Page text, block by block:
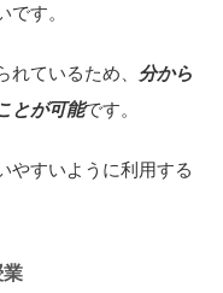
す。
ているため、 分から
とが可能です。
やすいように利用する
業